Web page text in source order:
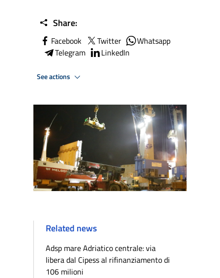
Share:
Facebook Twitter
Whatsapp
Telegram
LinkedIn
See actions
Related news
Adsp mare Adriatico centrale: via
libera dal Cipess al rifinanziamento di
106 milioni